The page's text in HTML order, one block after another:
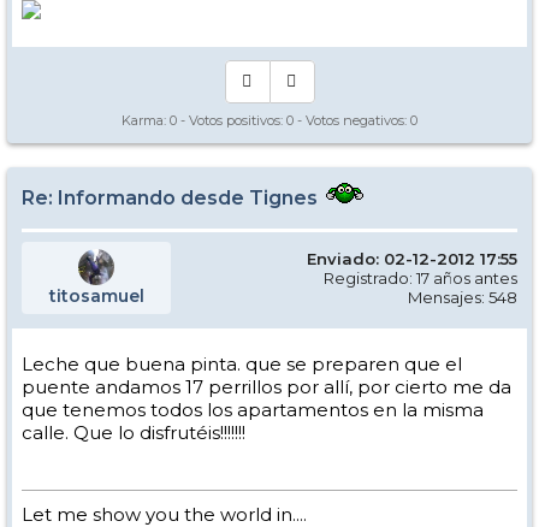
Karma: 0 - Votos positivos: 0 - Votos negativos: 0
Re: Informando desde Tignes
titosamuel
Enviado: 02-12-2012 17:55
Registrado: 17 años antes
Mensajes: 548
Leche que buena pinta. que se preparen que el
puente andamos 17 perrillos por allí, por cierto me da
que tenemos todos los apartamentos en la misma
calle. Que lo disfrutéis!!!!!!!
Let me show you the world in....